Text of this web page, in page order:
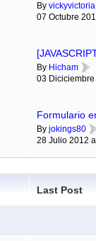
By vickyvictoria
07 Octubre
By Hicham
03
Formulario
By jokings80
28 Julio 2012
Last Post